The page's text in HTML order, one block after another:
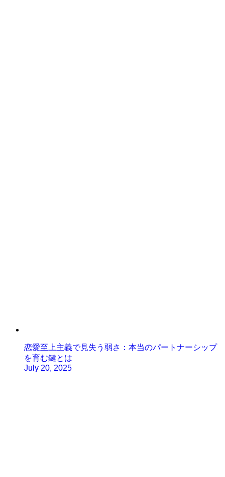
恋愛至上主義で見失う弱さ：本当のパートナーシップ
を育む鍵とは
July 20, 2025